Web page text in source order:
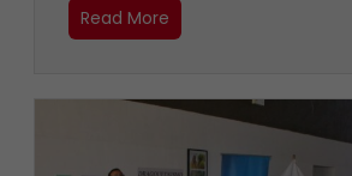
Read More